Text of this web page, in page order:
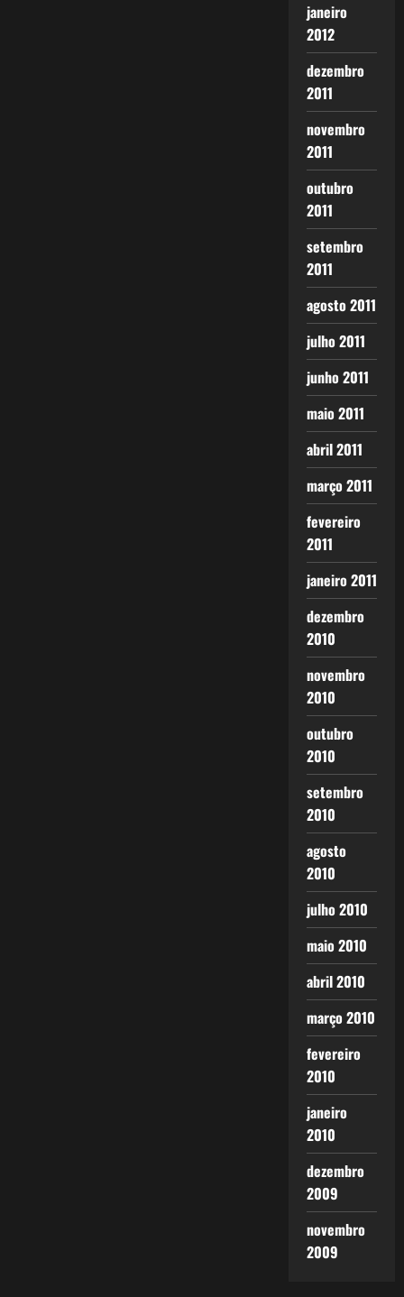
janeiro
2012
dezembro
2011
novembro
2011
outubro
2011
setembro
2011
agosto 2011
julho 2011
junho 2011
maio 2011
abril 2011
março 2011
fevereiro
2011
janeiro 2011
dezembro
2010
novembro
2010
outubro
2010
setembro
2010
agosto
2010
julho 2010
maio 2010
abril 2010
março 2010
fevereiro
2010
janeiro
2010
dezembro
2009
novembro
2009